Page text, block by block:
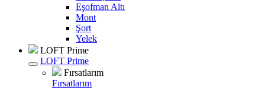
Eşofman Altı
Mont
Şort
Yelek
LOFT Prime
LOFT Prime
Fırsatlarım
Fırsatlarım